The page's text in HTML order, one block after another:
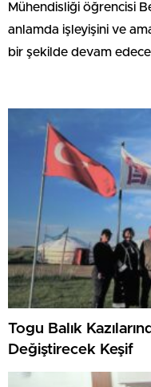
Mühendisliği öğrencisi
anlamda işleyişini ve
bir şekilde devam
Togu Balık
Değiştirecek Keşif